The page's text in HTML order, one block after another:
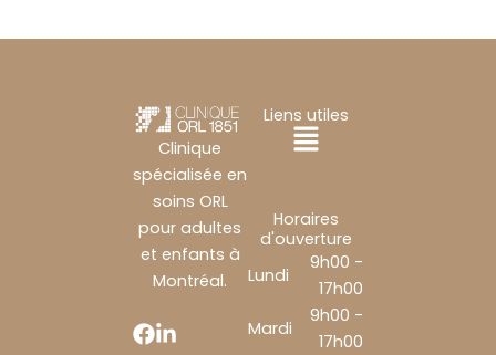
Clinique
spécialisée en
soins ORL
pour adultes
et enfants à
Montréal.
Liens utiles
Main
Horaires
d'ouverture
Lundi
9h00 -
17h00
Mardi
9h00 -
17h00